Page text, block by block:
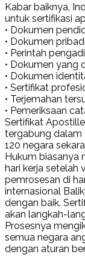
Kabar baiknya,
untuk sertifikasi
• Dokumen
• Dokumen
• Perintah
• Dokumen yang
• Dokumen
• Sertifikat
• Terjemahan
• Pemeriksaan
Sertifikat
tergabung dalam
120 negara
Hukum biasanya
hari kerja setelah
pemrosesan di
internasional
dengan baik.
akan langkah-
Prosesnya
semua negara
dengan aturan